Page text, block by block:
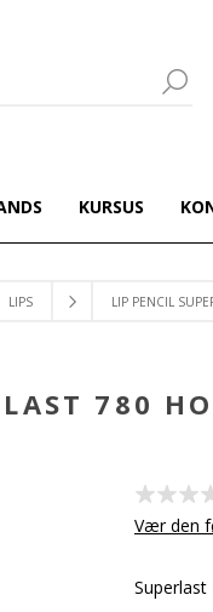
KURSUS
LIPS LIP PENCIL
780
Vær den
Superlast